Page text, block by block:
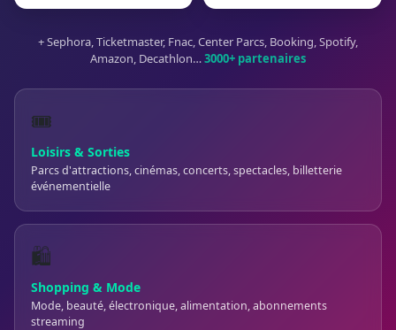
+ Sephora, Ticketmaster, Fnac, Center Parcs, Booking, Spotify,
Amazon, Decathlon…3000+ partenaires
🎟️
Loisirs & Sorties
Parcs d'attractions, cinémas, concerts, spectacles, billetterie
événementielle
🛍️
Shopping & Mode
Mode, beauté, électronique, alimentation, abonnements
streaming